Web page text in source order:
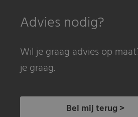
Advies nodig?
Wil je graag advies op
je graag.
Bel mij terug >